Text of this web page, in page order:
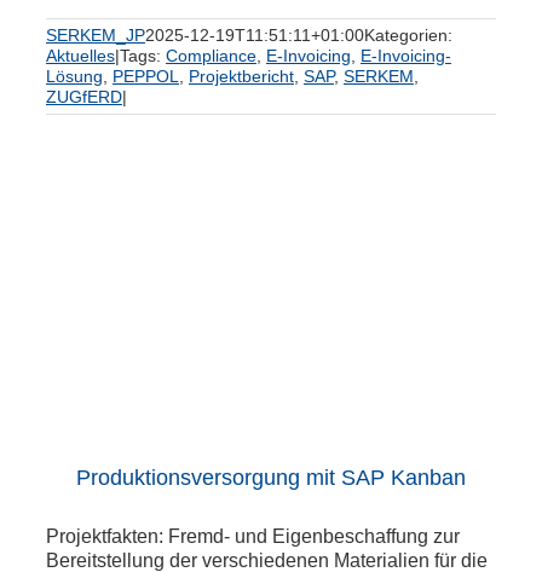
SERKEM_JP2025-12-19T11:51:11+01:00Kategorien:
Aktuelles|Tags: Compliance E-Invoicing
E-Invoicing-
Lösung
PEPPOL Projektbericht SAP, SERKEM
ZUGfERD|
Produktionsversorgung mit SAP Kanban
Projektfakten: Fremd- und Eigenbeschaffung zur
Bereitstellung der verschiedenen Materialien für die